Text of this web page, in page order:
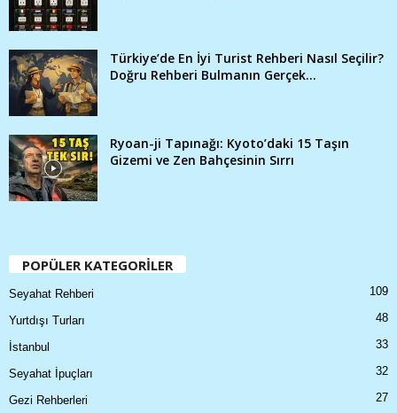
Türkiye’de En İyi Turist Rehberi Nasıl Seçilir?
Doğru Rehberi Bulmanın Gerçek...
Ryoan-ji Tapınağı: Kyoto’daki 15 Taşın
Gizemi ve Zen Bahçesinin Sırrı
POPÜLER KATEGORİLER
Seyahat Rehberi 109
Yurtdışı Turları 48
İstanbul 33
Seyahat İpuçları 32
Gezi Rehberleri 27